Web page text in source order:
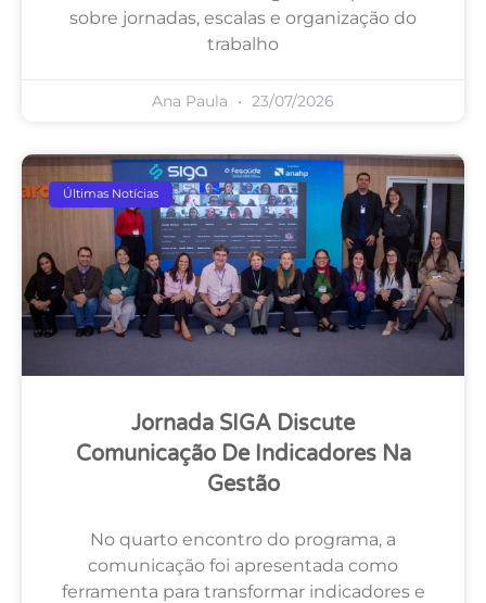
sobre jornadas, escalas e organização do
trabalho
Ana Paula 23/07/2026
Últimas Notícias
Jornada SIGA Discute
Comunicação De Indicadores Na
Gestão
No quarto encontro do programa, a
comunicação foi apresentada como
ferramenta para transformar indicadores e